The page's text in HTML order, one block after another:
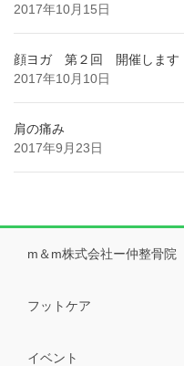
2017年10月15日
顔ヨガ 第２回 開催します
2017年10月10日
肩の痛み
2017年9月23日
m＆m株式会社ー仲整骨院
フットケア
イベント